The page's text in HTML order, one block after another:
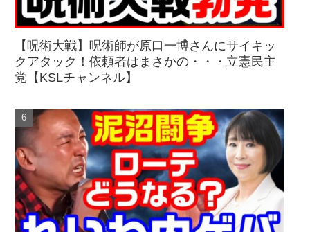
【呪術大戦】呪術師が原口一博さんにサイキッ
クアタック！依頼者はまさかの・・・立憲民主
党【KSLチャンネル】